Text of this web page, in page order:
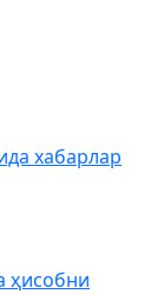
хабарлар
ҳисобни